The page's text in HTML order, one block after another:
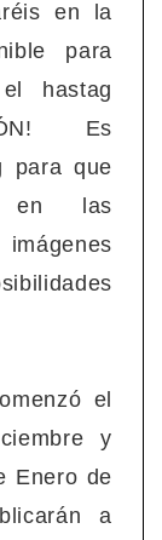
en la
para
hastag
Es
para que
en las
el
y
Enero de
a